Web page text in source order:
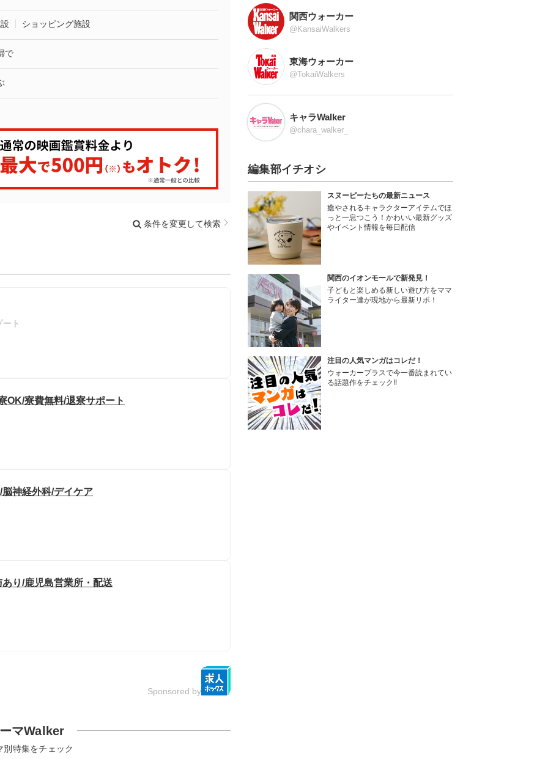
ショッピング施設
で
条件を変更して検索
ト
OK/寮費無料/退寮サポート
神経外科/デイケア
り/鹿児島営業所・配送
Sponsored by
マWalker
別特集をチェック
関西ウォーカー
@KansaiWalkers
東海ウォーカー
@TokaiWalkers
キャラWalker
@chara_walker_
編集部イチオシ
スヌーピーたちの最新ニュース
癒やされるキャラクターアイテムでほ
っと一息つこう！かわいい最新グッズ
やイベント情報を毎日配信
関西のイオンモールで新発見！
子どもと楽しめる新しい遊び方をママ
ライター達が現地から最新リポ！
注目の人気マンガはコレだ！
ウォーカープラスで今一番読まれてい
る話題作をチェック!!